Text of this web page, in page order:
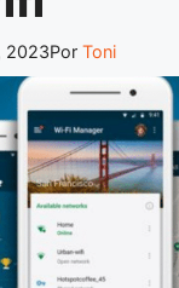
2023Por Toni